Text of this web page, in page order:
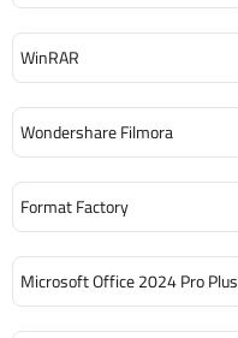
WinRAR
Wondershare Filmora
Format Factory
Microsoft Office 2024 Pro Plus